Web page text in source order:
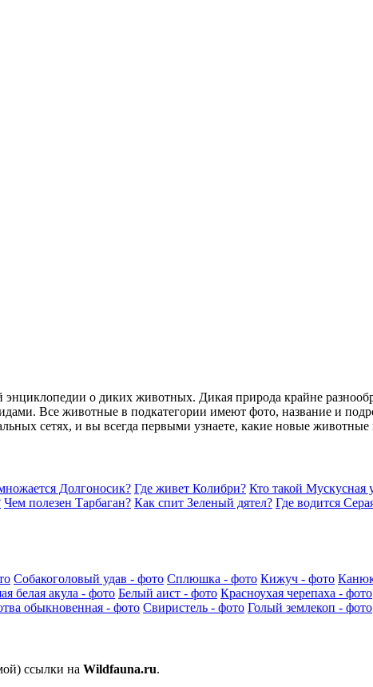
о диких животных. Дикая природа крайне
Все животные в подкатегории имеют фото, название и
сетях, и вы всегда первыми узнаете, какие новые
Долгоносик? Где живет Колибри? Кто такой Мускусная
Чем полезен Тарбаган? Как спит Зеленый дятел? Где водится
Собакоголовый удав - фото Сплюшка - фото Кижуч - фото
белая акула - фото Белый аист - фото Красноухая черепаха - фото
обыкновенная - фото Свиристель - фото Голый землекоп - фото
ссылки на Wildfauna.ru.